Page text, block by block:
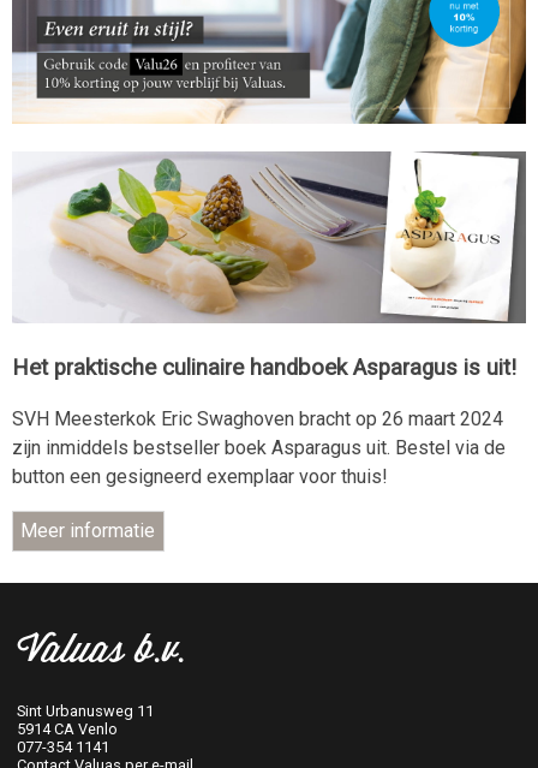
Het praktische culinaire handboek Asparagus is uit!
SVH Meesterkok Eric Swaghoven bracht op 26 maart 2024
zijn inmiddels bestseller boek Asparagus uit. Bestel via de
button een gesigneerd exemplaar voor thuis!
Valuas b.v.
Sint Urbanusweg 11
5914 CA Venlo
077-354 1141